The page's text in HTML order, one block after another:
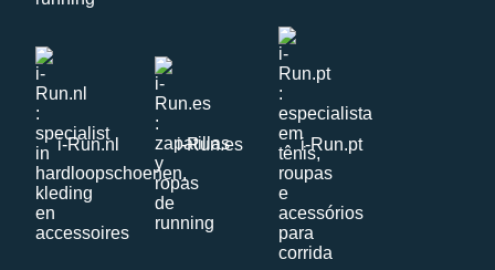
i-Run.nl i-Run.es i-Run.pt